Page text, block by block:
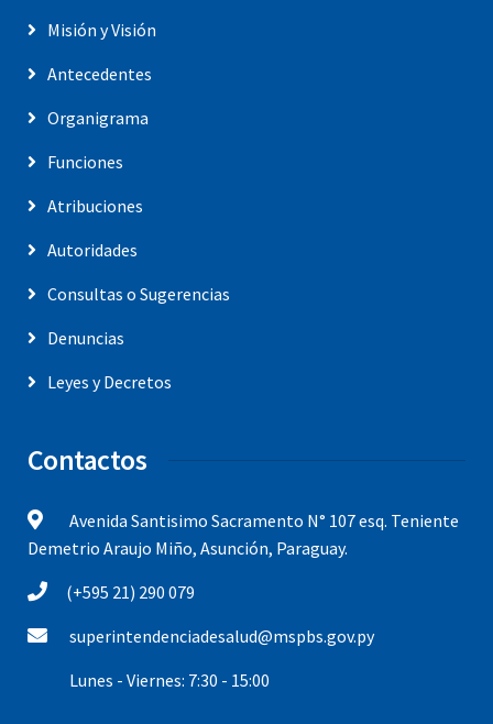
Misión y Visión
Antecedentes
Organigrama
Funciones
Atribuciones
Autoridades
Consultas o Sugerencias
Denuncias
Leyes y Decretos
Contactos
Avenida Santisimo Sacramento N° 107 esq. Teniente
Demetrio Araujo Miño, Asunción, Paraguay.
(+595 21) 290 079
superintendenciadesalud@mspbs.gov.py
Lunes - Viernes: 7:30 - 15:00